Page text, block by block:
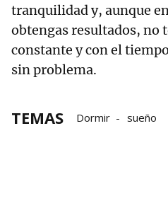
tranquilidad y, aunque
obtengas resultados, no
constante y con el
sin problema.
TEMAS Dormir sueño